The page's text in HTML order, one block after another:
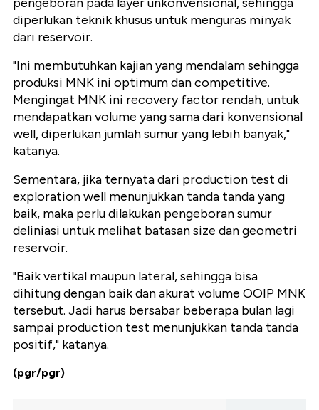
diperlukan teknik khusus untuk menguras minyak
dari reservoir.
"Ini membutuhkan kajian yang mendalam sehingga
produksi MNK ini optimum dan competitive.
Mengingat MNK ini recovery factor rendah, untuk
mendapatkan volume yang sama dari konvensional
well, diperlukan jumlah sumur yang lebih banyak,"
katanya.
Sementara, jika ternyata dari production test di
exploration well menunjukkan tanda tanda yang
baik, maka perlu dilakukan pengeboran sumur
deliniasi untuk melihat batasan size dan geometri
reservoir.
"Baik vertikal maupun lateral, sehingga bisa
dihitung dengan baik dan akurat volume OOIP MNK
tersebut. Jadi harus bersabar beberapa bulan lagi
sampai production test menunjukkan tanda tanda
positif," katanya.
(pgr/pgr)